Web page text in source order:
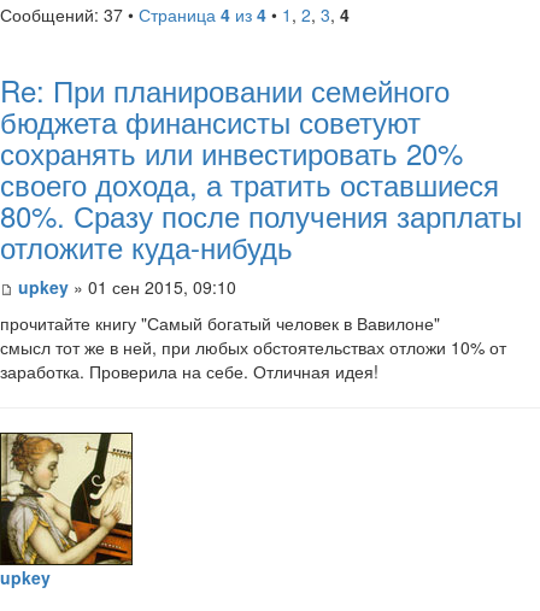
Сообщений: 37 • Страница 4 из 4 • 1 , 2, 3, 4
Re: При планировании семейного
бюджета финансисты советуют
сохранять или инвестировать 20%
своего дохода, а тратить оставшиеся
80%. Сразу после получения зарплаты
отложите куда-нибудь
upkey » 01 сен 2015, 09:10
прочитайте книгу "Самый богатый человек в Вавилоне"
смысл тот же в ней, при любых обстоятельствах отложи 10% от
заработка. Проверила на себе. Отличная идея!
upkey